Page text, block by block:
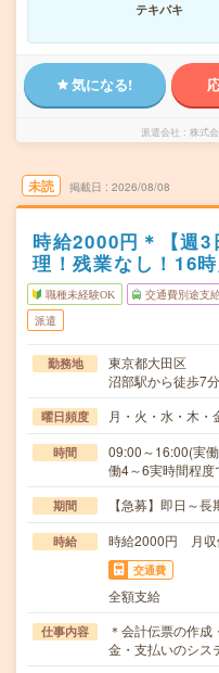
テキパキ
気になる!
派遣会社 株式
未読 掲載日 2026/08/08
時給2000円＊【週
理！残業なし！16
職種未経験OK 交通費別途支
派遣
勤務地
東京都大田区
沼部駅から徒歩7
曜日頻度 月・火・水・木
時間
09:00～16:00(実
働4～6実時間程
期間 【急募】即日～
時給 時給2000円 月収
交通費
全額支給
仕事内容
＊会計伝票の作成
金・支払いのシ